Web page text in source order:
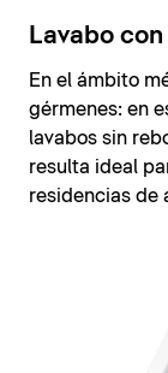
Lavabo
En el ámbito
gérmenes: en
lavabos sin
resulta ideal
residencias de